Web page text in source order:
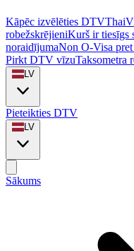
Kāpēc izvēlēties
robežskrējieniKurš ir tiesīgs
noraidījumaNon O-Visa
Pirkt DTV vīzuTaksometra
LV
Pieteikties DTV
LV
Sākums